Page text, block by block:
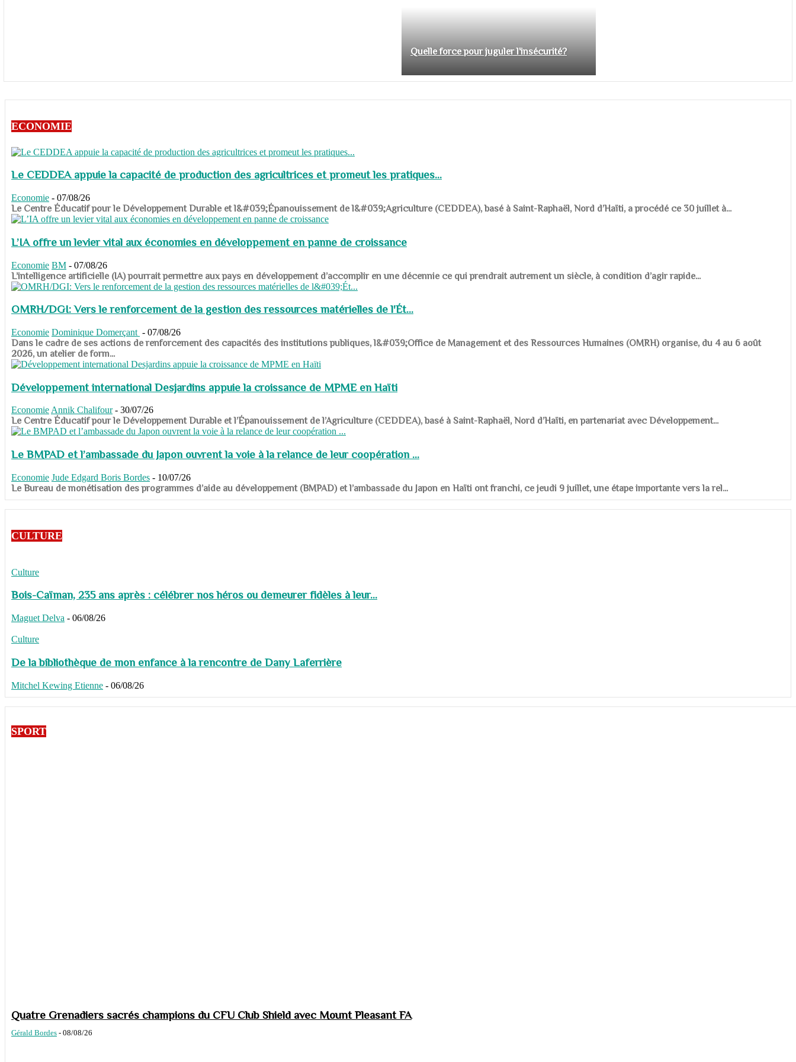
Quelle force pour juguler l'insécurité?
ECONOMIE
Le CEDDEA appuie la capacité de production des agricultrices et promeut les pratiques...
Economie - 07/08/26
​​​​​​​Le Centre Éducatif pour le Développement Durable et l&#039;Épanouissement de l&#039;Agriculture (CEDDEA), basé à Saint-Raphaël, Nord d’Haïti, a procédé ce 30 juillet à...
L’IA offre un levier vital aux économies en développement en panne de croissance
Economie BM - 07/08/26
​​​​​​​L’intelligence artificielle (IA) pourrait permettre aux pays en développement d’accomplir en une décennie ce qui prendrait autrement un siècle, à condition d’agir rapide...
OMRH/DGI: Vers le renforcement de la gestion des ressources matérielles de l'Ét...
Economie Dominique Domerçant - 07/08/26
Dans le cadre de ses actions de renforcement des capacités des institutions publiques, l&#039;Office de Management et des Ressources Humaines (OMRH) organise, du 4 au 6 août
2026, un atelier de form...
Développement international Desjardins appuie la croissance de MPME en Haïti
Economie Annik Chalifour - 30/07/26
​​​​​​​Le Centre Éducatif pour le Développement Durable et l’Épanouissement de l’Agriculture (CEDDEA), basé à Saint-Raphaël, Nord d’Haïti, en partenariat avec Développement...
Le BMPAD et l’ambassade du Japon ouvrent la voie à la relance de leur coopération ...
Economie Jude Edgard Boris Bordes - 10/07/26
​​​​​​​Le Bureau de monétisation des programmes d’aide au développement (BMPAD) et l’ambassade du Japon en Haïti ont franchi, ce jeudi 9 juillet, une étape importante vers la rel...
CULTURE
Culture
Bois-Caïman, 235 ans après : célébrer nos héros ou demeurer fidèles à leur...
Maguet Delva - 06/08/26
Culture
De la bibliothèque de mon enfance à la rencontre de Dany Laferrière
Mitchel Kewing Etienne - 06/08/26
SPORT
Quatre Grenadiers sacrés champions du CFU Club Shield avec Mount Pleasant FA
Gérald Bordes - 08/08/26